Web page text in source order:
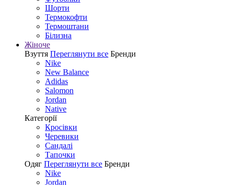
Шорти
Термокофти
Термоштани
Білизна
Жіноче
Взуття Переглянути все Бренди
Nike
New Balance
Adidas
Salomon
Jordan
Native
Категорії
Кросівки
Черевики
Сандалі
Tапочки
Одяг Переглянути все Бренди
Nike
Jordan